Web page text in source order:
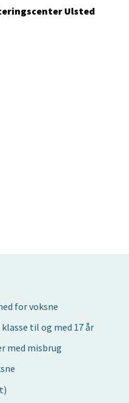
Ulsted
for voksne
til og med 17 år
med misbrug